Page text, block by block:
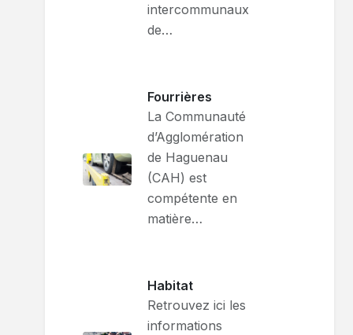
intercommunaux
de…
Fourrières
La Communauté
d’Agglomération
de Haguenau
(CAH) est
compétente en
matière…
Habitat
Retrouvez ici les
informations